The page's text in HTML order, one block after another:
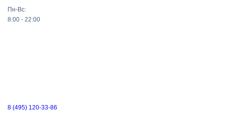
Пн-Вс:
8:00 - 22:00
8 (495) 120-33-86